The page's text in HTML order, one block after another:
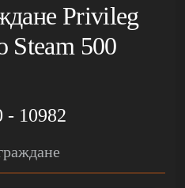
Privileg
Steam 500
- 10982